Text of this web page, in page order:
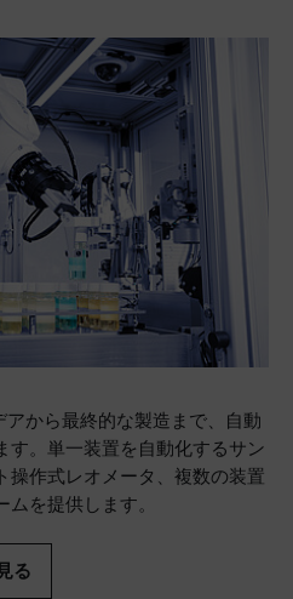
から最終的な製造まで、自動
す。単一装置を自動化するサン
操作式レオメータ、複数の装置
を提供します。
る